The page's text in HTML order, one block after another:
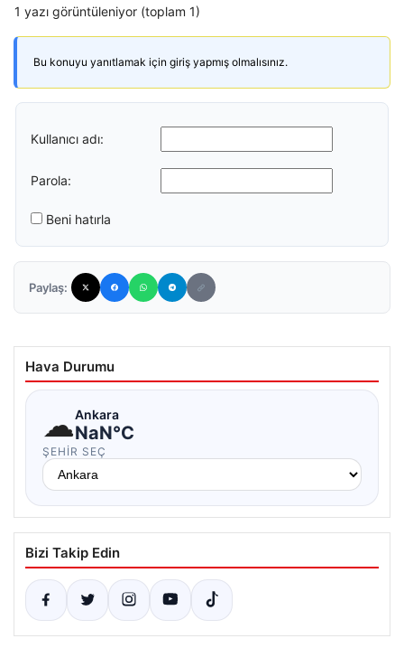
1 yazı görüntüleniyor (toplam 1)
Bu konuyu yanıtlamak için giriş yapmış olmalısınız.
Kullanıcı adı:
Parola:
Beni hatırla
Paylaş:
Hava Durumu
☁Ankara
NaN°C
ŞEHIR SEÇ
Bizi Takip Edin